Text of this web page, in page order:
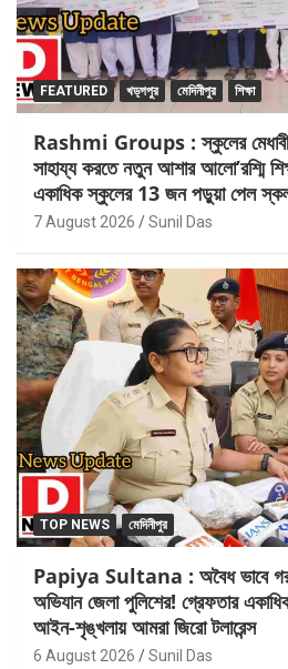
FEATURED খড়্গপুর মেদিনীপুর শিক্ষা
Rashmi Groups : স্কুলের মেধাবী
সাহায্য করতে নতুন আশার আলো’রশ্মি
একাধিক স্কুলের 13 জন পড়ুয়া পেল
7 August 2026 Sunil Das
TOP NEWS মেদিনীপুর
Papiya Sultana : অবৈধ ভাবে গরু
অভিযান জেলা পুলিশের! গ্রেফতার
আইন-শৃঙ্খলায় আমরা জিরো টলারেন্স
6 August 2026 Sunil Das